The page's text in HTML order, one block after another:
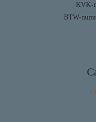
KVK-
BTW-